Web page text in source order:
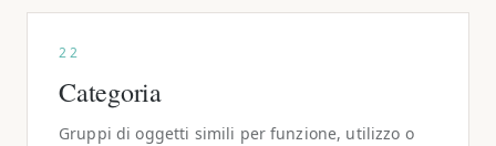
22
Categoria
Gruppi di oggetti simili per funzione, utilizzo o